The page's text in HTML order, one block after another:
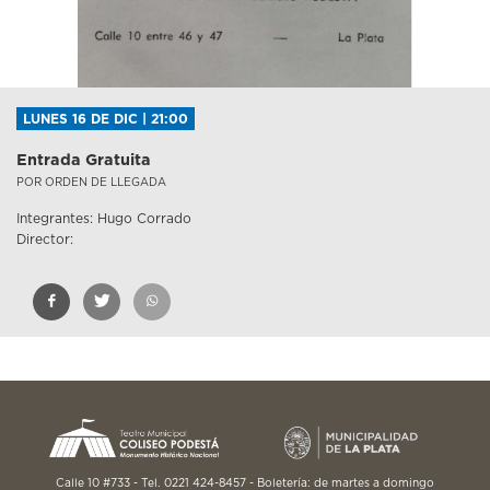
LUNES 16 DE DIC | 21:00
Entrada Gratuita
POR ORDEN DE LLEGADA
Integrantes: Hugo Corrado
Director:
Calle 10 #733 - Tel. 0221 424-8457 - Boletería: de martes a domingo